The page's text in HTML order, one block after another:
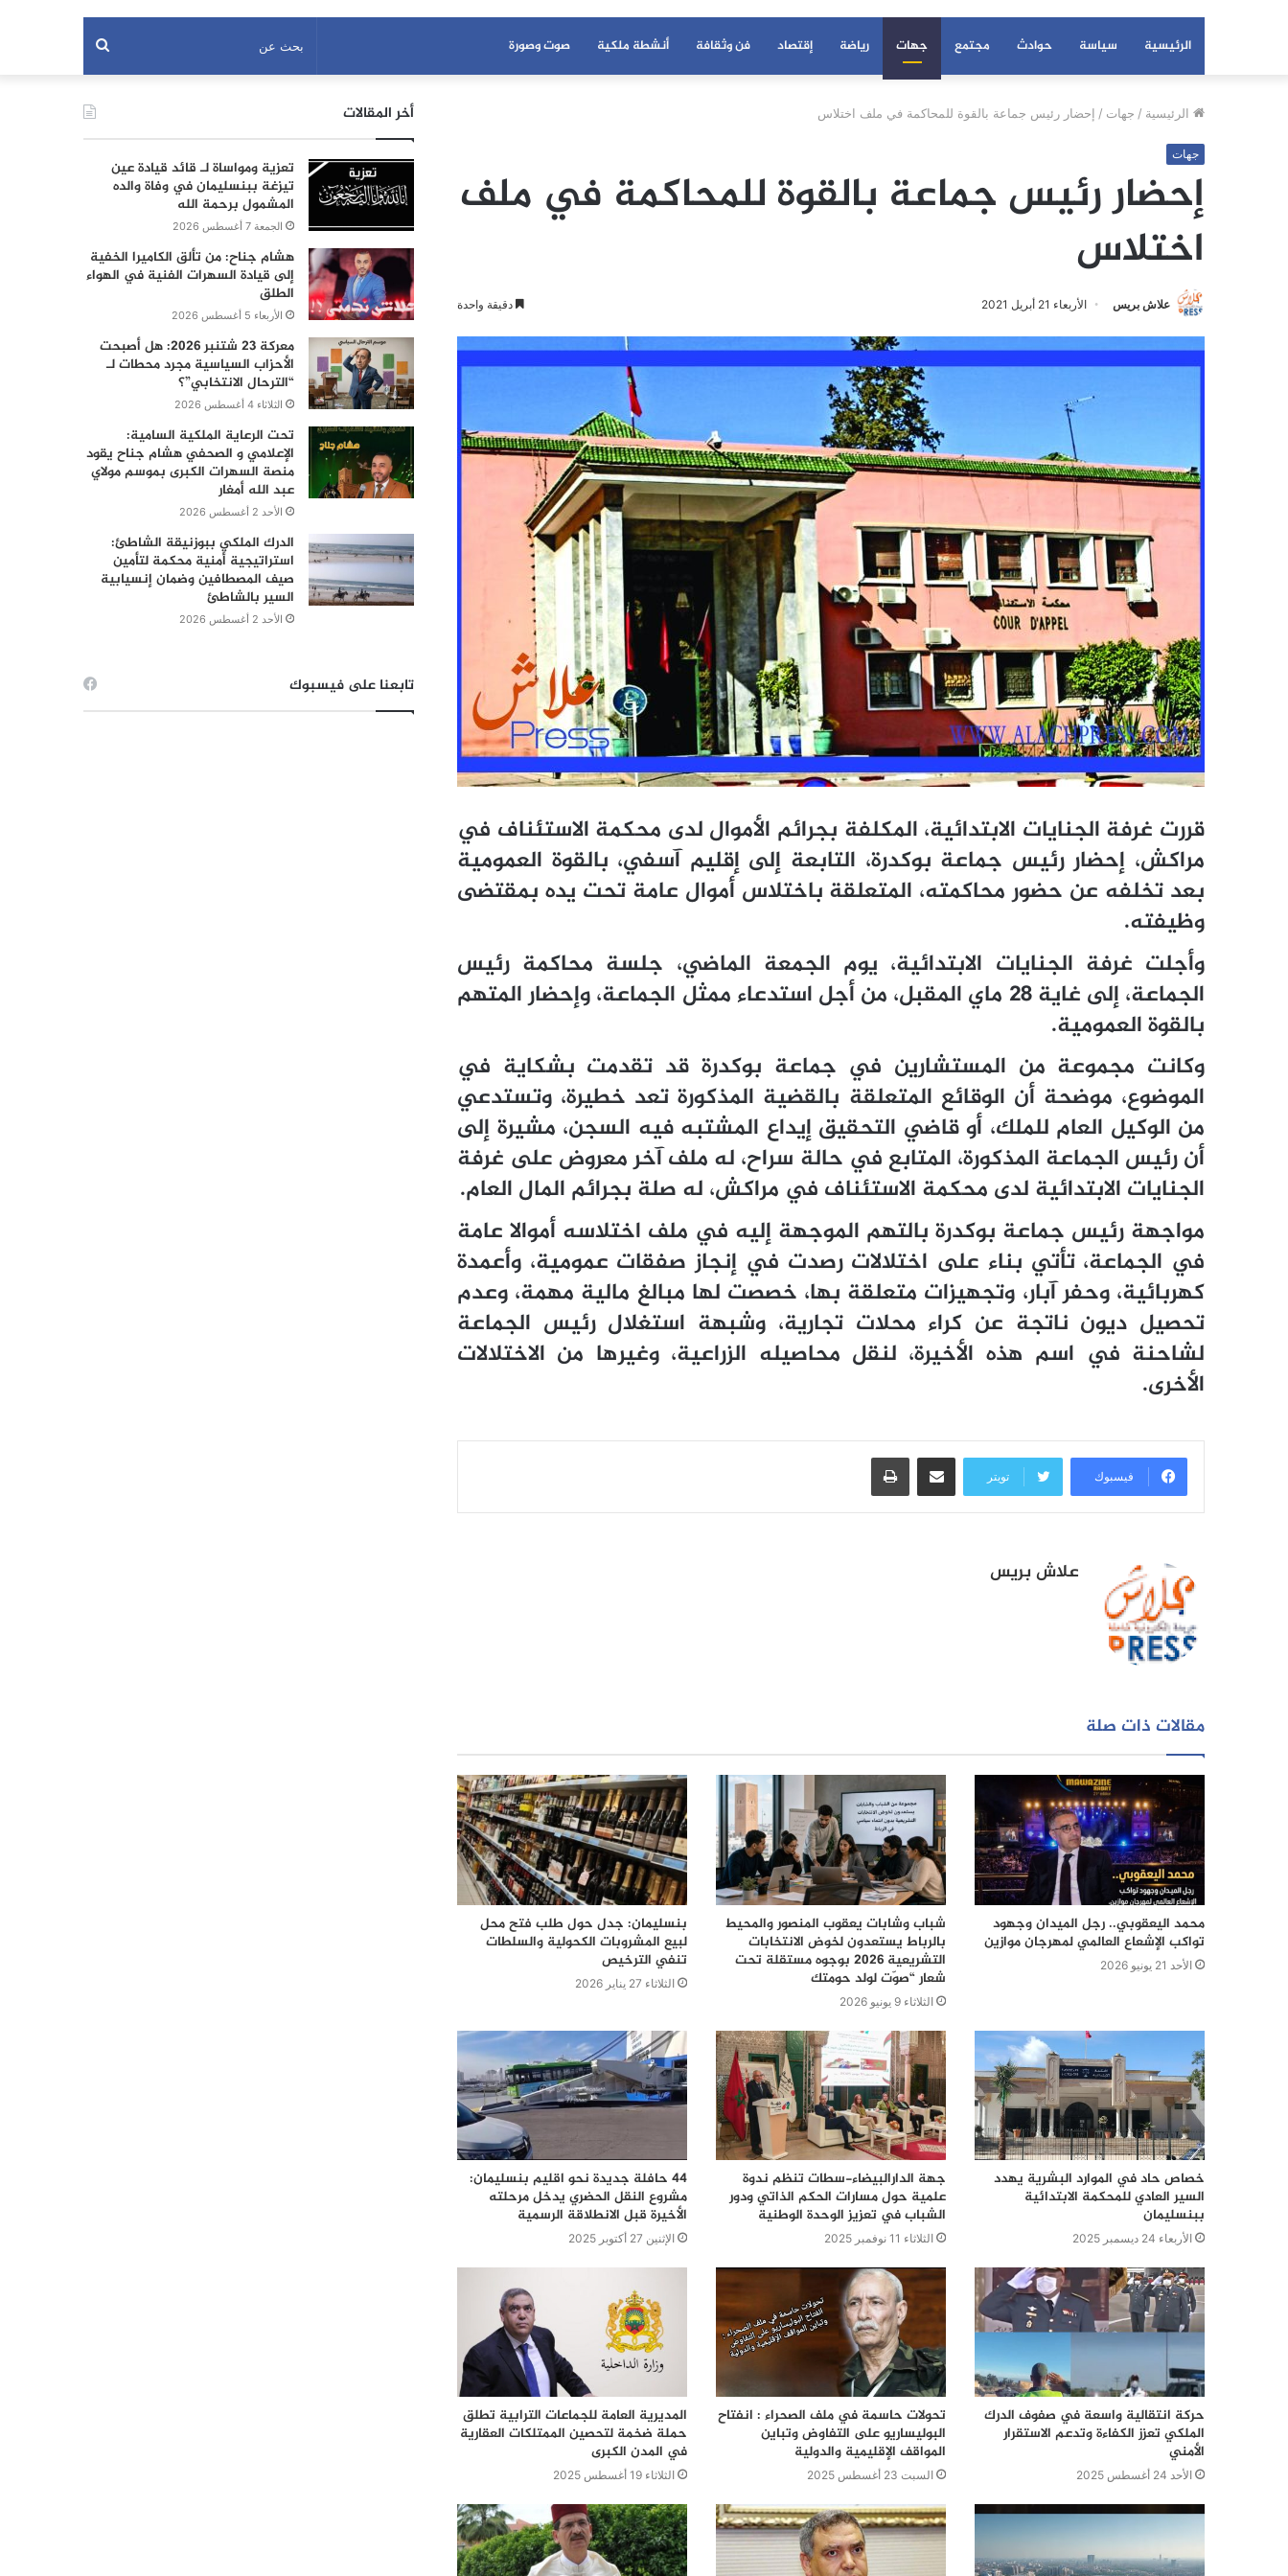
الرئيسية سياسة حوادث مجتمع جهات رياضة إقتصاد فن وثقافة أنشطة ملكية صوت وصورة بحث
عن
الرئيسية / جهات / إحضار رئيس جماعة بالقوة للمحاكمة في ملف اختلاس
جهات
إحضار رئيس جماعة بالقوة للمحاكمة في ملف
اختلاس
علاش بريس الأربعاء 21 أبريل 2021 دقيقة واحدة
قررت غرفة الجنايات الابتدائية، المكلفة بجرائم الأموال لدى محكمة الاستئناف في
مراكش، إحضار رئيس جماعة بوكدرة، التابعة إلى إقليم آسفي، بالقوة العمومية
بعد تخلفه عن حضور محاكمته، المتعلقة باختلاس أموال عامة تحت يده بمقتضى
وظيفته.
وأجلت غرفة الجنايات الابتدائية، يوم الجمعة الماضي، جلسة محاكمة رئيس
الجماعة، إلى غاية 28 ماي المقبل، من أجل استدعاء ممثل الجماعة، وإحضار المتهم
بالقوة العمومية.
وكانت مجموعة من المستشارين في جماعة بوكدرة قد تقدمت بشكاية في
الموضوع، موضحة أن الوقائع المتعلقة بالقضية المذكورة تعد خطيرة، وتستدعي
من الوكيل العام للملك، أو قاضي التحقيق إيداع المشتبه فيه السجن، مشيرة إلى
أن رئيس الجماعة المذكورة، المتابع في حالة سراح، له ملف آخر معروض على غرفة
الجنايات الابتدائية لدى محكمة الاستئناف في مراكش، له صلة بجرائم المال العام.
مواجهة رئيس جماعة بوكدرة بالتهم الموجهة إليه في ملف اختلاسه أموالا عامة
في الجماعة، تأتي بناء على اختلالات رصدت في إنجاز صفقات عمومية، وأعمدة
كهربائية، وحفر آبار، وتجهيزات متعلقة بها، خصصت لها مبالغ مالية مهمة، وعدم
تحصيل ديون ناتجة عن كراء محلات تجارية، وشبهة استغلال رئيس الجماعة
لشاحنة في اسم هذه الأخيرة، لنقل محاصيله الزراعية، وغيرها من الاختلالات
الأخرى.
فيسبوك تويتر
مشاركة عبر البريد طباعة
علاش بريس
مقالات ذات صلة
محمد اليعقوبي.. رجل الميدان وجهود
تواكب الإشعاع العالمي لمهرجان موازين
الأحد 21 يونيو 2026
شباب وشابات يعقوب المنصور والمحيط
بالرباط يستعدون لخوض الانتخابات
التشريعية 2026 بوجوه مستقلة تحت
شعار “صوّت لولد حومتك
الثلاثاء 9 يونيو 2026
بنسليمان: جدل حول طلب فتح محل
لبيع المشروبات الكحولية والسلطات
تنفي الترخيص
الثلاثاء 27 يناير 2026
خصاص حاد في الموارد البشرية يهدد
السير العادي للمحكمة الابتدائية
ببنسليمان
الأربعاء 24 ديسمبر 2025
جهة الدارالبيضاء-سطات تنظم ندوة
علمية حول مسارات الحكم الذاتي ودور
الشباب في تعزيز الوحدة الوطنية
الثلاثاء 11 نوفمبر 2025
44 حافلة جديدة نحو اقليم بنسليمان:
مشروع النقل الحضري يدخل مرحلته
الأخيرة قبل الانطلاقة الرسمية
الإثنين 27 أكتوبر 2025
حركة انتقالية واسعة في صفوف الدرك
الملكي تعزز الكفاءة وتدعم الاستقرار
الأمني
الأحد 24 أغسطس 2025
تحولات حاسمة في ملف الصحراء : انفتاح
البوليساريو على التفاوض وتباين
المواقف الإقليمية والدولية
السبت 23 أغسطس 2025
المديرية العامة للجماعات الترابية تطلق
حملة ضخمة لتحصين الممتلكات العقارية
في المدن الكبرى
الثلاثاء 19 أغسطس 2025
أخر المقالات
تعزية ومواساة لـ قائد قيادة عين
تيزغة ببنسليمان في وفاة والده
المشمول برحمة الله
الجمعة 7 أغسطس 2026
هشام جناح: من تألق الكاميرا الخفية
إلى قيادة السهرات الفنية في الهواء
الطلق
الأربعاء 5 أغسطس 2026
معركة 23 شتنبر 2026: هل أصبحت
الأحزاب السياسية مجرد محطات لـ
“الترحال الانتخابي”؟
الثلاثاء 4 أغسطس 2026
تحت الرعاية الملكية السامية:
الإعلامي و الصحفي هشام جناح يقود
منصة السهرات الكبرى بموسم مولاي
عبد الله أمغار
الأحد 2 أغسطس 2026
الدرك الملكي ببوزنيقة الشاطئ:
استراتيجية أمنية محكمة لتأمين
صيف المصطافين وضمان إنسيابية
السير بالشاطئ
الأحد 2 أغسطس 2026
تابعنا على فيسبوك